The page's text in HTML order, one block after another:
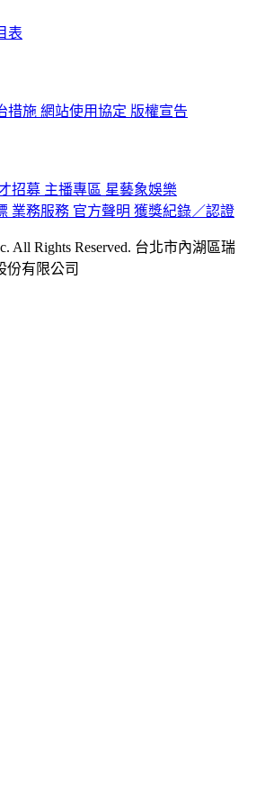
表
措施 網站使用協定 版權宣告
招募 主播專區 星藝象娛樂
業務服務 官方聲明 獲獎紀錄／認證
All Rights Reserved. 台北市內湖區瑞
份有限公司